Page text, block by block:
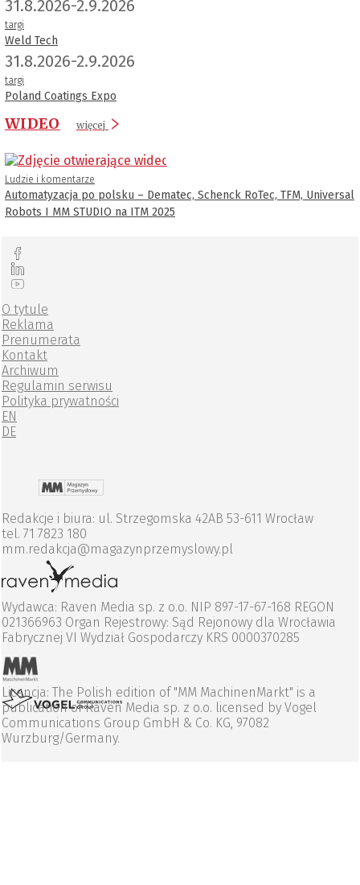
31.8.2026-2.9.2026
targi
Weld Tech
31.8.2026-2.9.2026
targi
Poland Coatings Expo
WIDEO więcej
Ludzie i komentarze
Automatyzacja po polsku – Dematec, Schenck RoTec, TFM, Universal
Robots I MM STUDIO na ITM 2025
O tytule
Reklama
Prenumerata
Kontakt
Archiwum
Regulamin serwisu
Polityka prywatności
EN
DE
Redakcje i biura: ul. Strzegomska 42AB 53-611 Wrocław
tel. 71 7823 180
mm.redakcja@magazynprzemyslowy.pl
Wydawca: Raven Media sp. z o.o. NIP 897-17-67-168 REGON
021366963 Organ Rejestrowy: Sąd Rejonowy dla Wrocławia
Fabrycznej VI Wydział Gospodarczy KRS 0000370285
Licencja: The Polish edition of "MM MachinenMarkt" is a
publication of Raven Media sp. z o.o. licensed by Vogel
Communications Group GmbH & Co. KG, 97082
Wurzburg/Germany.